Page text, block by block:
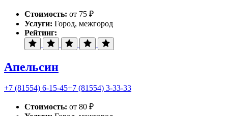
Стоимость: от 75 ₽
Услуги: Город, межгород
Рейтинг:
Апельсин
+7 (81554) 6-15-45+7 (81554) 3-33-33
Стоимость: от 80 ₽